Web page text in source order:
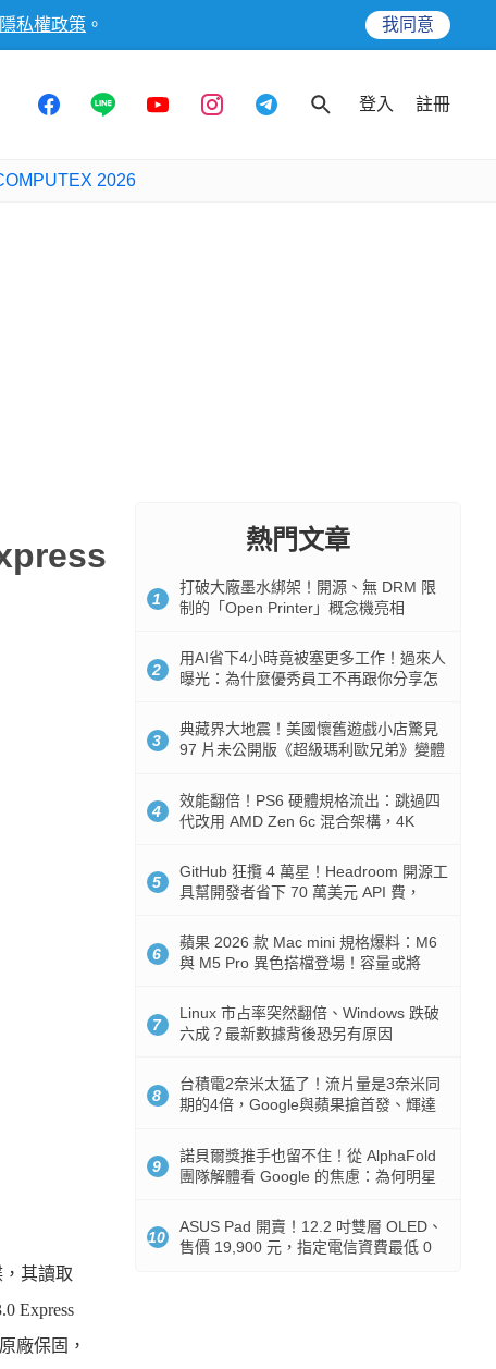
隱私權政策 。 我同意
登入 註冊
2026
，其讀取
Express
廠保固，
熱門文章
1
打破大廠墨水綁架！開源、無 DRM 限
制的「Open Printer」概念機亮相
2
用AI省下4小時竟被塞更多工作！過來人
曝光：為什麼優秀員工不再跟你分享怎
3
典藏界大地震！美國懷舊遊戲小店驚見
97 片未公開版《超級瑪利歐兄弟》變體
4
效能翻倍！PS6 硬體規格流出：跳過四
代改用 AMD Zen 6c 混合架構，4K
5
GitHub 狂攬 4 萬星！Headroom 開源工
具幫開發者省下 70 萬美元 API 費，
6
蘋果 2026 款 Mac mini 規格爆料：M6
與 M5 Pro 異色搭檔登場！容量或將
7
Linux 市占率突然翻倍、Windows 跌破
六成？最新數據背後恐另有原因
8
台積電2奈米太猛了！流片量是3奈米同
期的4倍，Google與蘋果搶首發、輝達
9
諾貝爾獎推手也留不住！從 AlphaFold
團隊解體看 Google 的焦慮：為何明星
10
ASUS Pad 開賣！12.2 吋雙層 OLED、
售價 19,900 元，指定電信資費最低 0